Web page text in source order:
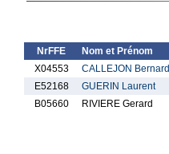
NrFFE Nom et Prénom
X04553
CALLEJON Bernard
E52168
GUERIN Laurent
B05660
RIVIERE Gerard